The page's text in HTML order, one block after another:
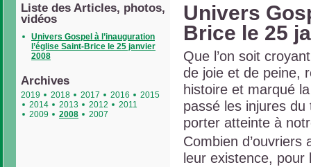
Liste des Articles, photos,
vidéos
Univers Gospel à l’inauguration
l’église Saint-Brice le 25 janvier
2008
Archives
2019 2018 2017 2016
2015
2014
2013 2012
2011
2009
2008 2007
Univers
Brice le 25
Que l’on soit
de joie et de peine,
histoire et marqué
passé les injures
porter atteinte à
Combien
leur existence,